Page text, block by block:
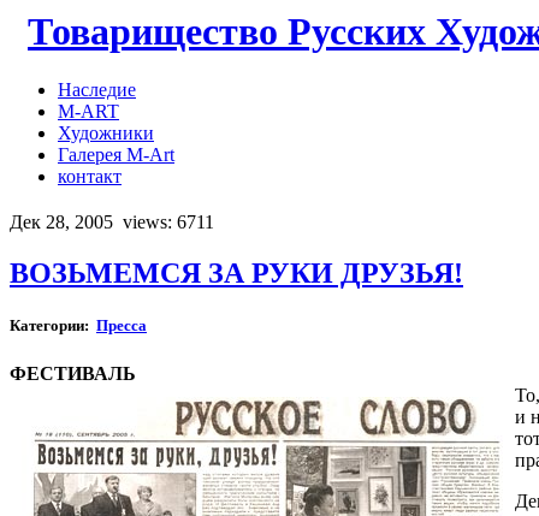
Товарищество Русских
Наследие
M-ART
Художники
Галерея M-Art
контакт
Дек 28, 2005 views: 6711
ВОЗЬМЕМСЯ ЗА РУКИ ДРУЗЬЯ!
Категории: Пресса
ФЕСТИВАЛЬ
и